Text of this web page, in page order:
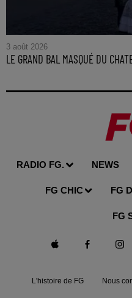
3 août 2026
LE GRAND BAL MASQUÉ DU
RADIO FG. NEWS
FG CHIC FG
FG
L'histoire de FG Nous